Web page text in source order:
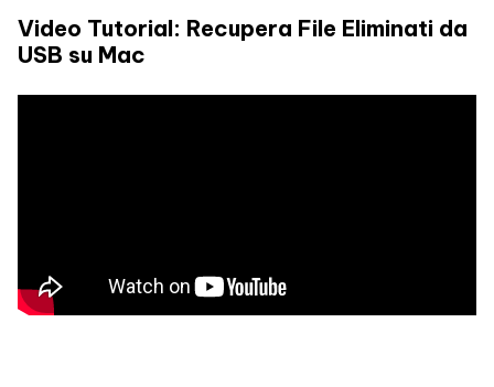
Video Tutorial: Recupera File Eliminati da
USB su Mac